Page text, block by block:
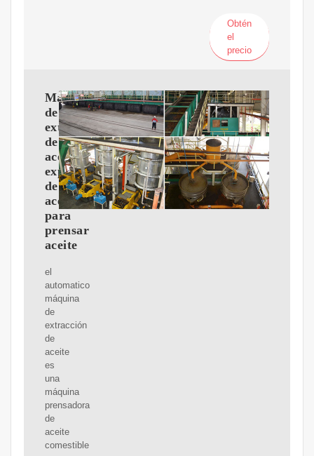
Obtén
el
precio
Máquina
de
extracción
de
aceite,
expulsor
de
aceite
para
prensar
aceite
el
automatico
máquina
de
extracción
de
aceite
es
una
máquina
prensadora
de
aceite
comestible